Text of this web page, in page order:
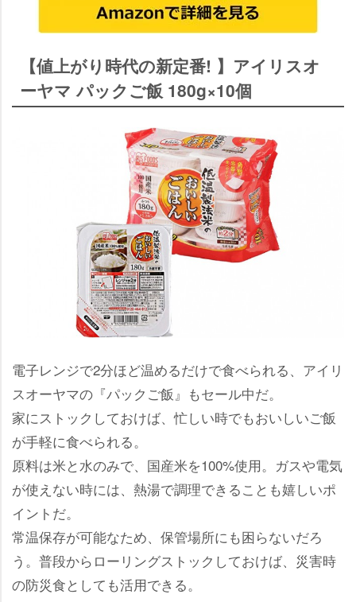
【値上がり時代の新定番! 】アイリスオ
ーヤマ パックご飯 180g×10個
電子レンジで2分ほど温めるだけで食べられる、アイリ
スオーヤマの『パックご飯』もセール中だ。
家にストックしておけば、忙しい時でもおいしいご飯
が手軽に食べられる。
原料は米と水のみで、国産米を100%使用。ガスや電気
が使えない時には、熱湯で調理できることも嬉しいポ
イントだ。
常温保存が可能なため、保管場所にも困らないだろ
う。普段からローリングストックしておけば、災害時
の防災食としても活用できる。